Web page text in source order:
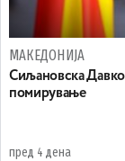
МАКЕДОНИЈА
Сиљановска
помирување
пред 4 дена